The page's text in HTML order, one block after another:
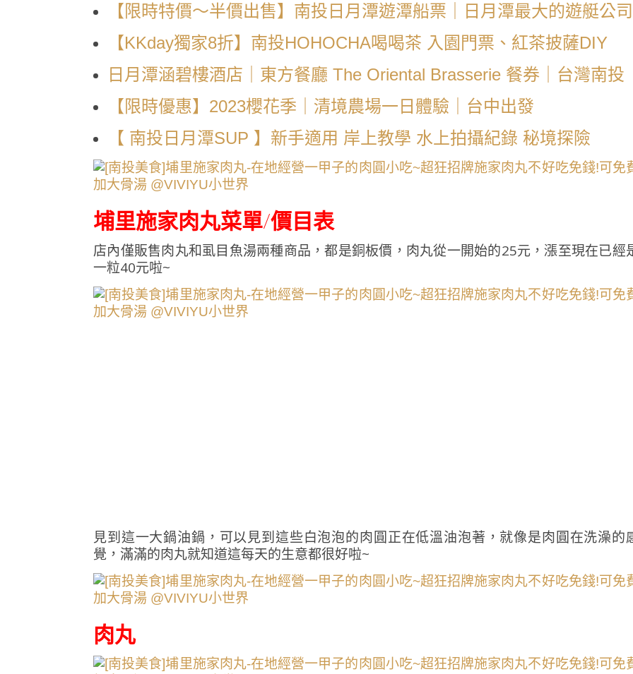
【限時特價～半價出售】南投日月潭遊潭船票｜日月潭最大的遊艇公司
【KKday獨家8折】南投HOHOCHA喝喝茶 入園門票、紅茶披薩DIY
日月潭涵碧樓酒店｜東方餐廳 The Oriental Brasserie 餐券｜台灣南投
【限時優惠】2023櫻花季｜清境農場一日體驗｜台中出發
【 南投日月潭SUP 】新手適用 岸上教學 水上拍攝紀錄 秘境探險
埔里施家肉丸菜單/價目表
店內僅販售肉丸和虱目魚湯兩種商品，都是銅板價，肉丸從一開始的25元，漲至現在已經
一粒40元啦~
見到這一大鍋油鍋，可以見到這些白泡泡的肉圓正在低溫油泡著，就像是肉圓在洗澡的
覺，滿滿的肉丸就知道這每天的生意都很好啦~
肉丸